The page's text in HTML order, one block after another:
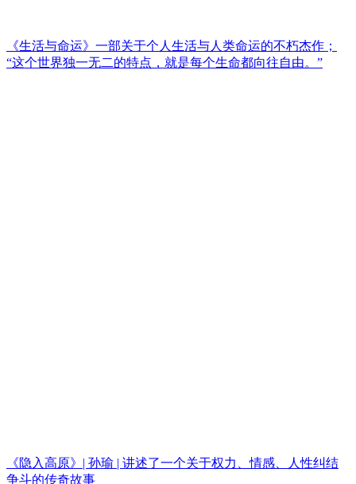
《生活与命运》一部关于个人生活与人类命运的不朽杰作；
“这个世界独一无二的特点，就是每个生命都向往自由。”
《隐入高原》| 孙瑜 | 讲述了一个关于权力、情感、人性纠结
争斗的传奇故事